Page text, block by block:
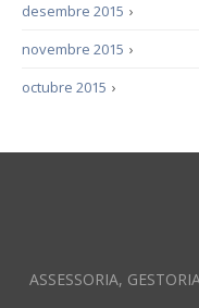
›
desembre 2015
›
novembre 2015
›
octubre 2015
ASSESSORIA,